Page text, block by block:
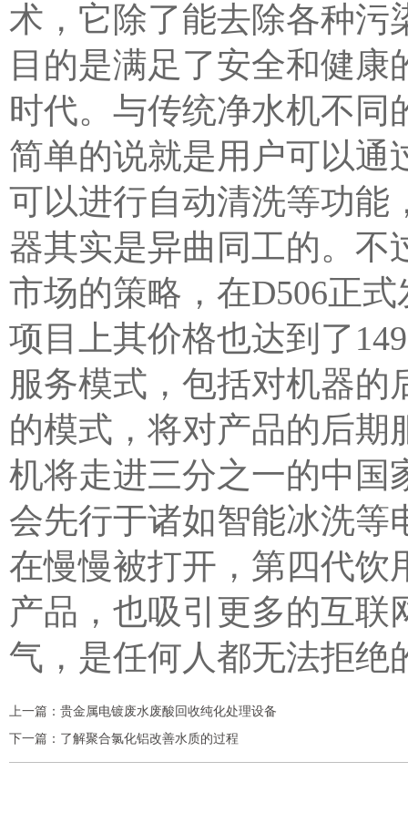
术，它除了能去除各种污
目的是满足了安全和健
时代。与传统净水机不同
简单的说就是用户可以通
可以进行自动清洗等功能
器其实是异曲同工的。不
市场的策略，在D506正
项目上其价格也达到了
服务模式，包括对机器的
的模式，将对产品的后期
机将走进三分之一的中国
会先行于诸如智能冰洗等
在慢慢被打开，第四代饮
产品，也吸引更多的互
气，是任何人都无法拒绝
上一篇： 贵金属电镀废水废酸回收纯化处理设备
下一篇： 了解聚合氯化铝改善水质的过程